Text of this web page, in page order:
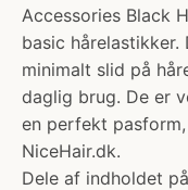
Accessories Black
basic
minimalt slid på
daglig brug. De er
en perfekt
NiceHair.dk.
Dele af indholdet